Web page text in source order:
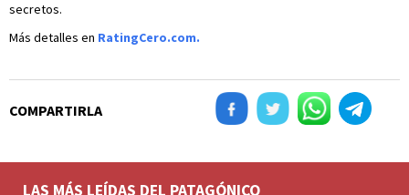
secretos.
Más detalles en RatingCero.com.
COMPARTIRLA
LAS MÁS LEÍDAS DEL PATAGÓNICO